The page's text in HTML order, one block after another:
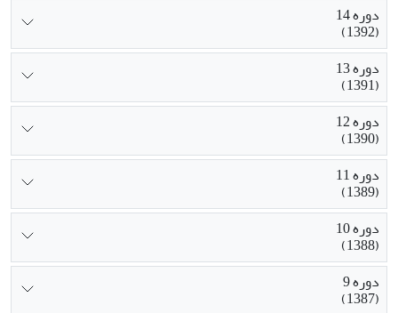
دوره 14
(1392)
دوره 13
(1391)
دوره 12
(1390)
دوره 11
(1389)
دوره 10
(1388)
دوره 9
(1387)